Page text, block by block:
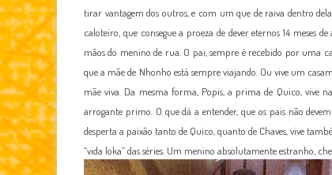
tirar vantagem dos outros, e com um que de raiva dentro
caloteiro, que consegue a proeza de dever eternos 14
mãos do menino de rua. O pai, sempre é recebido por uma
que a mãe de Nhonho está sempre viajando. Ou vive um
mãe viva. Da mesma forma, Popis, a prima de Quico, vive
arrogante primo. O que dá a entender, que os pais não
desperta a paixão tanto de Quico, quanto de Chaves, vive
“vida loka” das séries. Um menino absolutamente estranho,